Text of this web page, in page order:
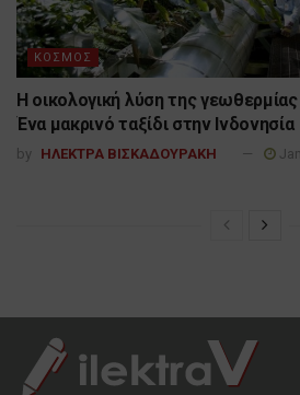
ΚΟΣΜΟΣ
Η οικολογική λύση της
Ένα μακρινό ταξίδι στην Ινδονησία
by ΗΛΕΚΤΡΑ ΒΙΣΚΑΔΟΥΡΑΚΗ